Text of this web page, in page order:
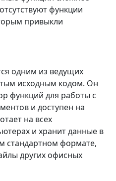
функции
привыкли
одним из ведущих
исходным кодом. Он
функций для работы с
и доступен на
на всех
и хранит данные в
стандартном формате,
других офисных